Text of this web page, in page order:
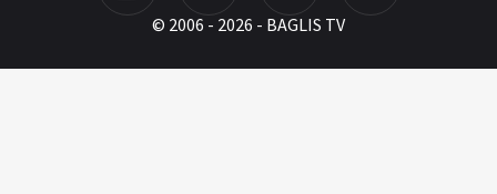
© 2006 - 2026 - BAGLIS TV